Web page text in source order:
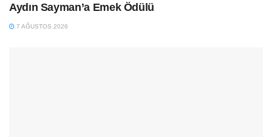
Aydın Sayman’a Emek Ödülü
7 AĞUSTOS 2026